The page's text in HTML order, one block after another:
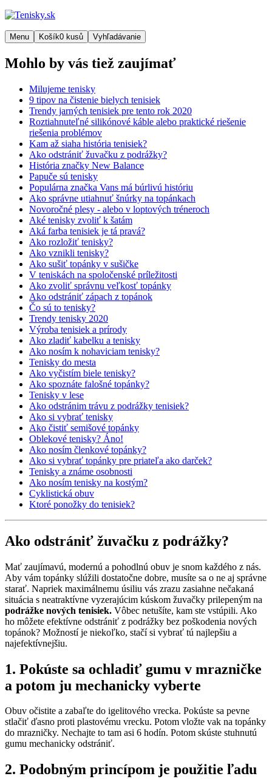
Menu Košík0 kusů Vyhľadávanie
Mohlo by vás tiež zaujímať
Milujeme tenisky
9 tipov na čistenie bielych tenisiek
Trendy jarných tenisiek pre tento rok 2020
Roztiahnuteľné silikónové káble alebo praktické riešenie
riešenia problémov
Kam až siaha história tenisiek?
Ako odstrániť žuvačku z podrážky?
História značky New Balance
Papuče sú tenisky
Populárna značka Vans má búrlivú históriu
Ako správne utiahnuť šnúrky na topánkach
Novoročné plesy - alebo v loptových tréneroch
Aké tenisky zvoliť k šatám
Aká farba tenisiek je tá pravá?
Ako rozložiť tenisky?
Ako vznikli tenisky?
Ako sušiť topánky v sušičke
V teniskách na spoločenské príležitosti
Ako zvoliť správnu veľkosť topánky
Ako odstrániť zápach z topánok
Čo sú to tenisky?
Trendy tenisky 2020
Výroba tenisiek a prírody
Ako zladiť kabelku a tenisky
Ako nosím k nohaviciam tenisky?
Tenisky do mesta
Ako vyčistím biele tenisky?
Ako spoznáte falošné topánky?
Tenisky v lese
Ako odstránim trávu z podrážky tenisiek?
Ako si vybrať tenisky
Ako čistiť semišové topánky
Oblekové tenisky? Áno!
Ako nosím členkové topánky?
Ako si vybrať topánky pre priateľa ako darček?
Tenisky a známe osobnosti
Ako nosím tenisky na kostým?
Cyklistická obuv
Ktoré ponožky do tenisiek?
Ako odstrániť žuvačku z podrážky?
Mať zaujímavú, modernú a pohodlnú obuv je snom každého z nás.
Aby vám topánky slúžili dostatočne dobre, musíte sa o ne aj správne
starať. Napriek maximálnemu úsiliu vás zrazu zasiahne nečakaná
situácia s neatraktívne vyzerajúcim kúskom žuvačky prilepeným na
podrážke nových tenisiek. Vôbec netušíte, kam ste vstúpili. Ako
ho môžete efektívne odstrániť z podrážky bez poškodenia nových
topánok? Možností je niekoľko, stačí si vybrať tú najlepšiu a
najefektívnejšiu.
1. Pokúste sa ochladiť gumu v mrazničke
a potom ju mechanicky vyberte
Obuv očistite a zabaľte do igelitového vrecka. Pokúste sa pevne
stlačiť ďasno proti plastovému vrecku. Potom vložte vak na topánky
do mrazničky. Nechajte to tam asi 6 hodín. Potom skúste stuhnutú
gumu mechanicky odstrániť.
2. Podobným princípom je použitie ľadu